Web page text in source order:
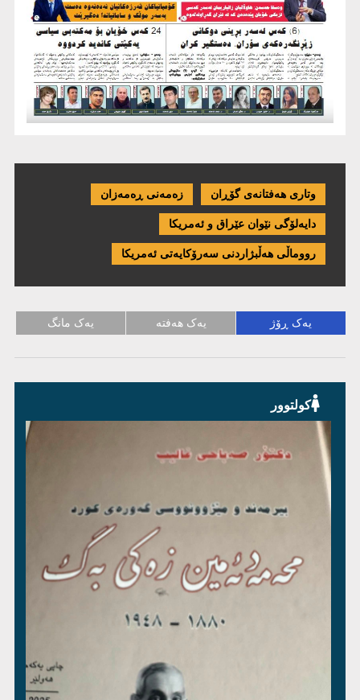
وتاری هەفتانەی گۆڕان زەمەنی ڕەمەزان
دایەلۆگی نێوان عێراق و ئەمریكا
رووماڵی هەڵبژاردنی سەرۆکایەتی ئەمریکا
یەک ڕۆژ یەک هەفتە یەک مانگ
کولتوور